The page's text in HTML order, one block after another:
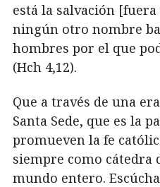
está la salvación
ningún otro nombre
hombres por el que
(Hch 4,12).
Que a través de una
Santa Sede, que es la
promueven la fe
siempre como cátedra
mundo entero.